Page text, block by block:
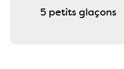
5 petits glaçons